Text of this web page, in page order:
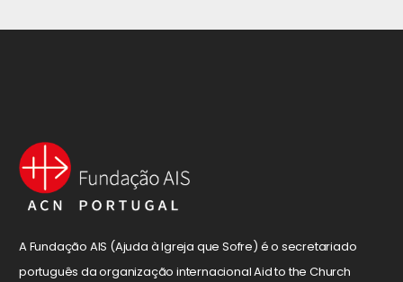
A Fundação AIS (Ajuda à Igreja que Sofre) é o secretariado
português da organização internacional Aid to the Church